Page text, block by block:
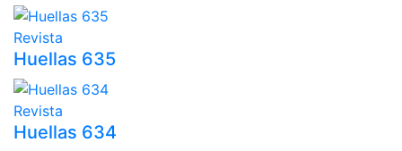
Revista
Huellas 635
Revista
Huellas 634